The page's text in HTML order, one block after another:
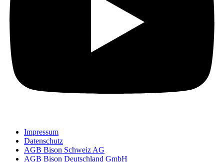
Impressum
Datenschutz
AGB Bison Schweiz AG
AGB Bison Deutschland GmbH